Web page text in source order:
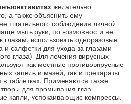
желательно
а также объяснить ему
тщательного соблюдения личной
мыть руки, по возможности не
глазам, использовать одноразовые
салфетки для ухода за глазами
глаза). Для лечения вирусных
как местные противовирусные
капель и мазей, так и препараты
в таблетках. Применяются также
для промывания глаз,
капли, успокаивающие компрессы.